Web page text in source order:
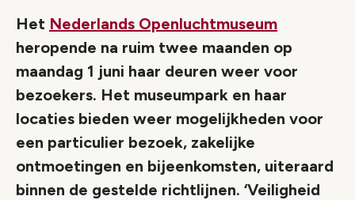
Het Nederlands Openluchtmuseum
heropende na ruim twee maanden op
maandag 1 juni haar deuren weer voor
bezoekers. Het museumpark en haar
locaties bieden weer mogelijkheden voor
een particulier bezoek, zakelijke
ontmoetingen en bijeenkomsten, uiteraard
binnen de gestelde richtlijnen. ‘Veiligheid